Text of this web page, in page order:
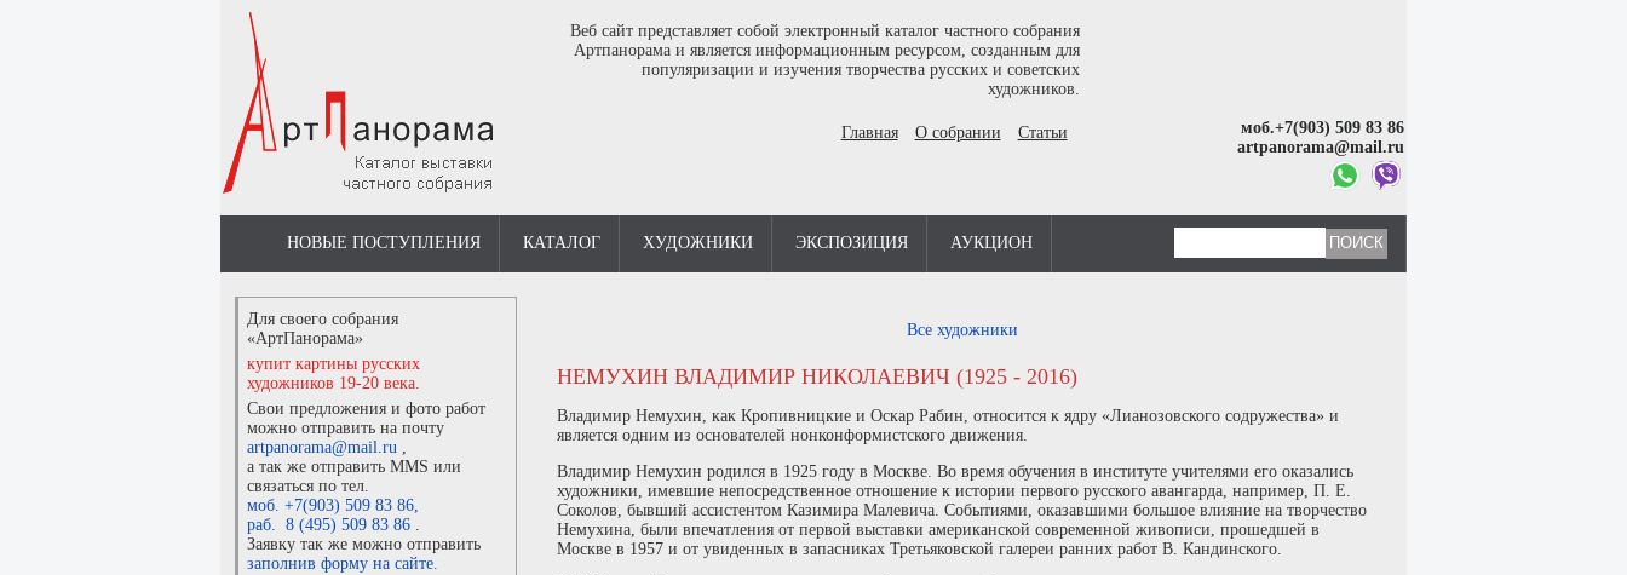
Веб сайт представляет собой электронный каталог частного собрания
Артпанорама и является информационным ресурсом, созданным для
популяризации и изучения творчества русских и советских
художников.
Главная О собрании Статьи
моб.+7(903) 509 83 86
artpanorama@mail.ru
НОВЫЕ ПОСТУПЛЕНИЯ КАТАЛОГ ХУДОЖНИКИ ЭКСПОЗИЦИЯ АУКЦИОН
Для своего собрания
«АртПанорама»
купит картины русских
художников 19-20 века.
Свои предложения и фото работ
можно отправить на почту
artpanorama@mail.ru ,
а так же отправить MMS или
связаться по тел.
моб. +7(903) 509 83 86,
раб. 8 (495) 509 83 86 .
Заявку так же можно отправить
заполнив форму на сайте.
Все художники
НЕМУХИН ВЛАДИМИР НИКОЛАЕВИЧ (1925 - 2016)
Владимир Немухин, как Кропивницкие и Оскар Рабин, относится к ядру «Лианозовского содружества» и
является одним из основателей нонконформистского движения.
Владимир Немухин родился в 1925 году в Москве. Во время обучения в институте учителями его оказались
художники, имевшие непосредственное отношение к истории первого русского авангарда, например, П. Е.
Соколов, бывший ассистентом Казимира Малевича. Событиями, оказавшими большое влияние на творчество
Немухина, были впечатления от первой выставки американской современной живописи, прошедшей в
Москве в 1957 и от увиденных в запасниках Третьяковской галереи ранних работ В. Кандинского.